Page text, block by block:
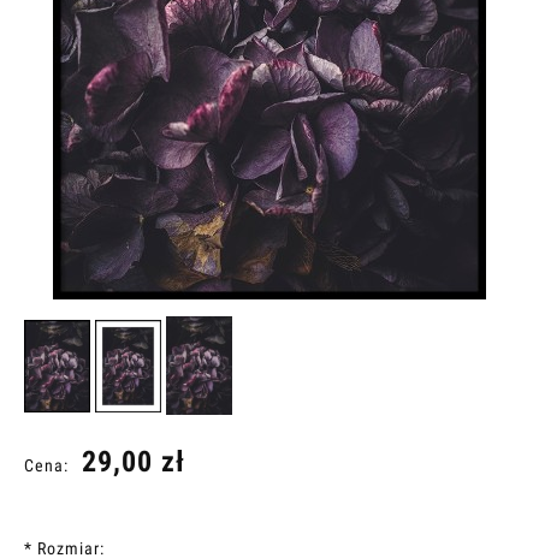
Cena: 29,00 zł
* Rozmiar: